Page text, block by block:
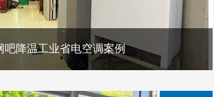
吧降温工业省电空调案例